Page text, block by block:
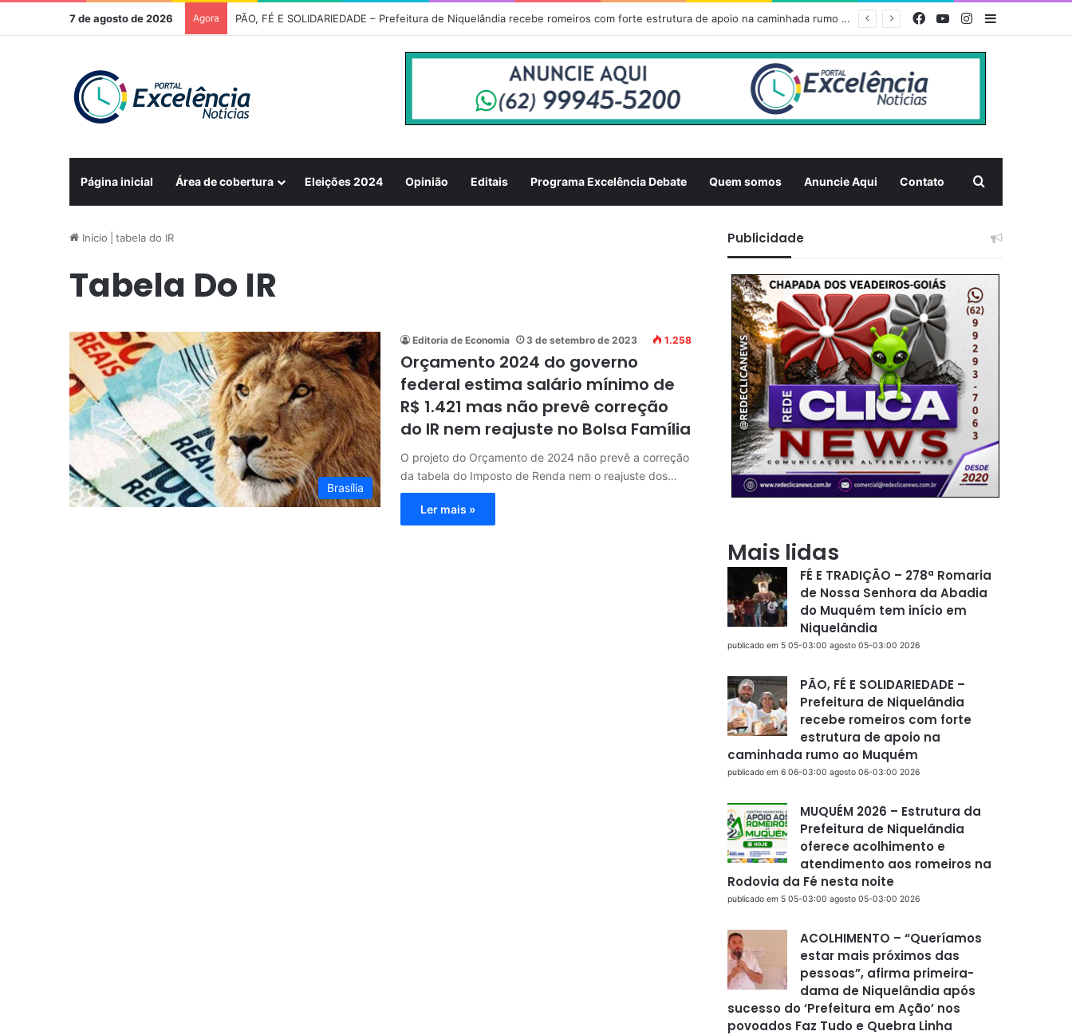
7 de agosto de 2026 Agora PÃO, FÉ E SOLIDARIEDADE – Prefeitura de Niquelândia recebe romeiros com forte estrutura de apoio na caminhada rumo ao Muquém FacebookYouTubeInstagram
Página inicial Área de cobertura Eleições 2024 Opinião Editais Programa Excelência Debate Quem somos Anuncie Aqui Contato
Início tabela do IR
Tabela Do IR
Brasília
Editoria de Economia 3 de setembro de 2023 1.258
Orçamento 2024 do governo
federal estima salário mínimo de
R$ 1.421 mas não prevê correção
do IR nem reajuste no Bolsa Família
O projeto do Orçamento de 2024 não prevê a correção
da tabela do Imposto de Renda nem o reajuste dos…
Ler mais »
Publicidade
Mais lidas
FÉ E TRADIÇÃO – 278ª Romaria
de Nossa Senhora da Abadia
do Muquém tem início em
Niquelândia
publicado em 5 05-03:00 agosto 05-03:00 2026
PÃO, FÉ E SOLIDARIEDADE –
Prefeitura de Niquelândia
recebe romeiros com forte
estrutura de apoio na
caminhada rumo ao Muquém
publicado em 6 06-03:00 agosto 06-03:00 2026
MUQUÉM 2026 – Estrutura da
Prefeitura de Niquelândia
oferece acolhimento e
atendimento aos romeiros na
Rodovia da Fé nesta noite
publicado em 5 05-03:00 agosto 05-03:00 2026
ACOLHIMENTO – “Queríamos
estar mais próximos das
pessoas”, afirma primeira-
dama de Niquelândia após
sucesso do ‘Prefeitura em Ação’ nos
povoados Faz Tudo e Quebra Linha